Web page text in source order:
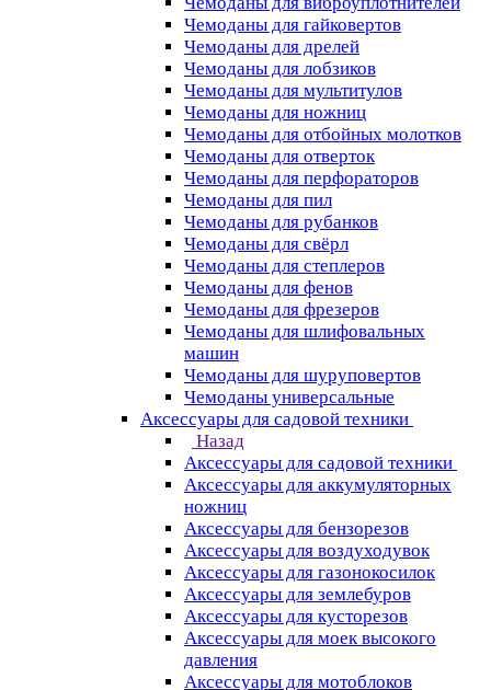
Чемоданы для гайковертов
Чемоданы для дрелей
Чемоданы для лобзиков
Чемоданы для мультитулов
Чемоданы для ножниц
Чемоданы для отбойных молотков
Чемоданы для отверток
Чемоданы для перфораторов
Чемоданы для пил
Чемоданы для рубанков
Чемоданы для свёрл
Чемоданы для степлеров
Чемоданы для фенов
Чемоданы для фрезеров
Чемоданы для шлифовальных
машин
Чемоданы для шуруповертов
Чемоданы универсальные
Аксессуары для садовой техники
Назад
Аксессуары для садовой техники
Аксессуары для аккумуляторных
ножниц
Аксессуары для бензорезов
Аксессуары для воздуходувок
Аксессуары для газонокосилок
Аксессуары для землебуров
Аксессуары для кусторезов
Аксессуары для моек высокого
давления
Аксессуары для мотоблоков